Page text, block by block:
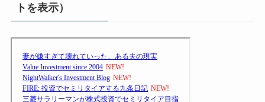
トを表示）